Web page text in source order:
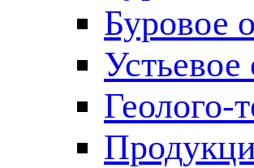
Буровое
Геолого-